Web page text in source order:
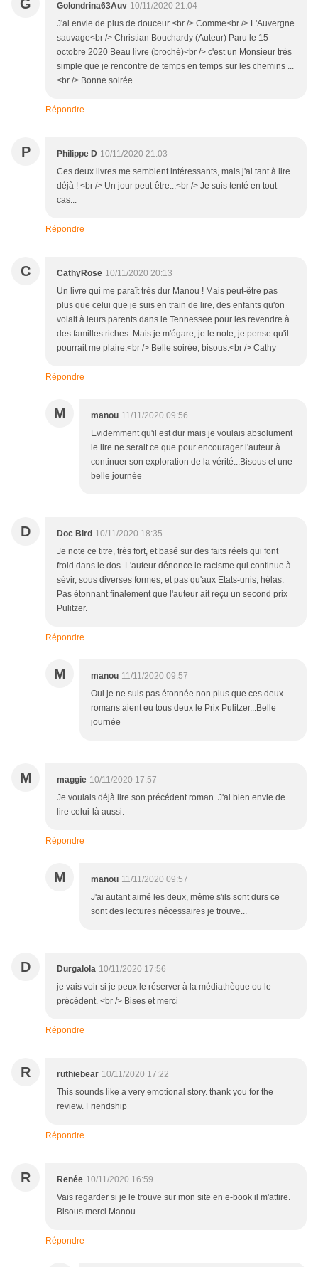
G Golondrina63Auv 10/11/2020 21:04
J'ai envie de plus de douceur <br /> Comme<br /> L'Auvergne
sauvage<br /> Christian Bouchardy (Auteur) Paru le 15
octobre 2020 Beau livre (broché)<br /> c'est un Monsieur très
simple que je rencontre de temps en temps sur les chemins ...
<br /> Bonne soirée
Répondre
P Philippe D 10/11/2020 21:03
Ces deux livres me semblent intéressants, mais j'ai tant à lire
déjà ! <br /> Un jour peut-être...<br /> Je suis tenté en tout
cas...
Répondre
C CathyRose 10/11/2020 20:13
Un livre qui me paraît très dur Manou ! Mais peut-être pas
plus que celui que je suis en train de lire, des enfants qu'on
volait à leurs parents dans le Tennessee pour les revendre à
des familles riches. Mais je m'égare, je le note, je pense qu'il
pourrait me plaire.<br /> Belle soirée, bisous.<br /> Cathy
Répondre
M manou 11/11/2020 09:56
Evidemment qu'il est dur mais je voulais absolument
le lire ne serait ce que pour encourager l'auteur à
continuer son exploration de la vérité...Bisous et une
belle journée
D Doc Bird 10/11/2020 18:35
Je note ce titre, très fort, et basé sur des faits réels qui font
froid dans le dos. L'auteur dénonce le racisme qui continue à
sévir, sous diverses formes, et pas qu'aux Etats-unis, hélas.
Pas étonnant finalement que l'auteur ait reçu un second prix
Pulitzer.
Répondre
M manou 11/11/2020 09:57
Oui je ne suis pas étonnée non plus que ces deux
romans aient eu tous deux le Prix Pulitzer...Belle
journée
M maggie 10/11/2020 17:57
Je voulais déjà lire son précédent roman. J'ai bien envie de
lire celui-là aussi.
Répondre
M manou 11/11/2020 09:57
J'ai autant aimé les deux, même s'ils sont durs ce
sont des lectures nécessaires je trouve...
D Durgalola 10/11/2020 17:56
je vais voir si je peux le réserver à la médiathèque ou le
précédent. <br /> Bises et merci
Répondre
R ruthiebear 10/11/2020 17:22
This sounds like a very emotional story. thank you for the
review. Friendship
Répondre
R Renée 10/11/2020 16:59
Vais regarder si je le trouve sur mon site en e-book il m'attire.
Bisous merci Manou
Répondre